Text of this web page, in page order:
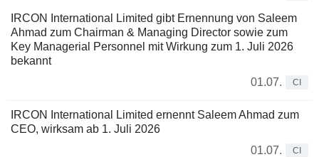
IRCON International Limited gibt Ernennung von Saleem
Ahmad zum Chairman & Managing Director sowie zum
Key Managerial Personnel mit Wirkung zum 1. Juli 2026
bekannt
01.07.
CI
IRCON International Limited ernennt Saleem Ahmad zum
CEO, wirksam ab 1. Juli 2026
01.07.
CI